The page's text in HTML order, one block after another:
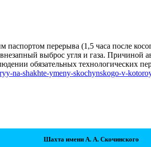
перерыва (1,5 часа после
выброс угля и газа. Причиной
обязательных
na-shakhte-ymeny-skochynskogo-v-
Шахта имени А. А. Скочинского